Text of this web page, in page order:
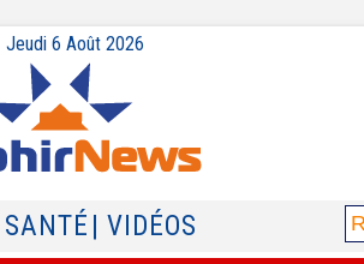
Jeudi 6 Août 2026
| SANTÉ | VIDÉOS